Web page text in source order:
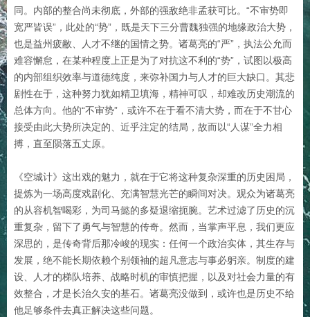
同。内部的整合尚未彻底，外部的强敌绝非孟获可比。“不审势即
宽严皆误”，此处的“势”，既是天下三分曹魏独强的地缘政治大势，
也是益州疲敝、人才不继的国情之势。诸葛亮的“严”，执法公允而
难容懈怠，在某种程度上正是为了对抗这不利的“势”，试图以极高
的内部组织效率与道德纯度，来弥补国力与人才的巨大缺口。其悲
剧性在于，这种努力犹如精卫填海，精神可叹，却难改历史潮流的
总体方向。他的“不审势”，或许不在于看不清大势，而在于不甘心
接受由此大势所决定的、近乎注定的结局，故而以“人谋”全力相
搏，直至陨落五丈原。
《空城计》这出戏的魅力，就在于它将这种复杂深重的历史困局，
提炼为一场高度戏剧化、充满智慧光芒的瞬间对决。观众为诸葛亮
的从容机智喝彩，为司马懿的多疑退缩扼腕。艺术过滤了历史的沉
重复杂，留下了勇气与智慧的传奇。然而，当掌声平息，我们更应
深思的，是传奇背后那冷峻的现实：任何一个政治实体，其生存与
发展，绝不能长期依赖个别领袖的超凡意志与事必躬亲。制度的建
设、人才的梯队培养、战略时机的审慎把握，以及对社会力量的有
效整合，才是长治久安的基石。诸葛亮没做到，或许也是历史不给
他足够条件去真正解决这些问题。